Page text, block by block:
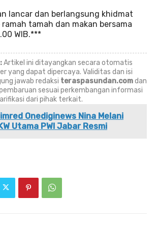
lancar dan berlangsung khidmat
tamah dan makan bersama
WIB.***
Artikel ini ditayangkan secara otomatis
yang dapat dipercaya. Validitas dan isi
jawab redaksi teraspasundan.comdan
sesuai perkembangan informasi
dari pihak terkait.
Onediginews Nina Melani
Utama PWI Jabar Resmi